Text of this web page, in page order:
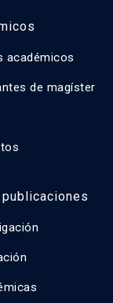
académicos
de magíster